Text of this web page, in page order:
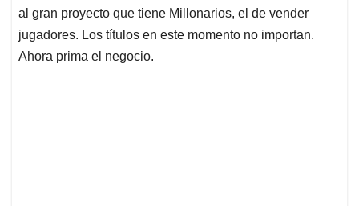
al gran proyecto que tiene Millonarios, el de vender
jugadores. Los títulos en este momento no importan.
Ahora prima el negocio.